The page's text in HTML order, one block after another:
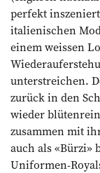
perfekt
italienischen
einem weissen
unterstreichen.
zurück in den
wieder
zusammen mit
auch als «Bürzi»
Uniformen-